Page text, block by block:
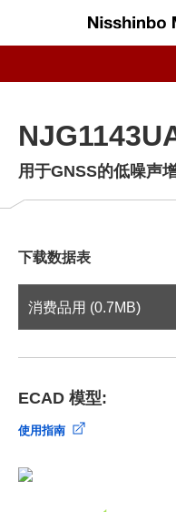
用于GNSS的低噪声
下载数据表
消费品用 (0.7MB)
ECAD 模型:
使用指南